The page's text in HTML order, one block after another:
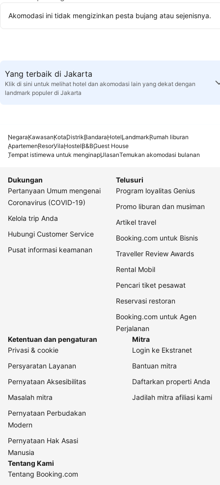
Akomodasi ini tidak mengizinkan pesta bujang atau sejenisnya.
Yang terbaik di Jakarta
Klik di sini untuk melihat hotel dan akomodasi lain yang dekat dengan
landmark populer di Jakarta
NegaraKawasanKotaDistrikBandaraHotelLandmarkRumah liburan
ApartemenResorVilaHostelB&BGuest House
Tempat istimewa untuk menginapUlasanTemukan akomodasi bulanan
Dukungan
Pertanyaan Umum mengenai
Coronavirus (COVID-19)
Kelola trip Anda
Hubungi Customer Service
Pusat informasi keamanan
Telusuri
Program loyalitas Genius
Promo liburan dan musiman
Artikel travel
Booking.com untuk Bisnis
Traveller Review Awards
Rental Mobil
Pencari tiket pesawat
Reservasi restoran
Booking.com untuk Agen
Perjalanan
Ketentuan dan pengaturan
Privasi & cookie
Persyaratan Layanan
Pernyataan Aksesibilitas
Masalah mitra
Pernyataan Perbudakan
Modern
Pernyataan Hak Asasi
Manusia
Mitra
Login ke Ekstranet
Bantuan mitra
Daftarkan properti Anda
Jadilah mitra afiliasi kami
Tentang Kami
Tentang Booking.com